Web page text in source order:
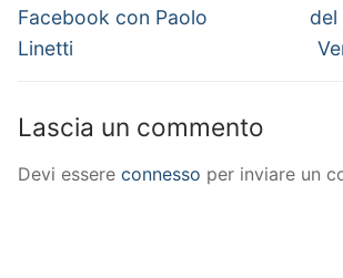
Facebook con Paolo
Linetti
del
Lascia un commento
Devi essere connesso per inviare un